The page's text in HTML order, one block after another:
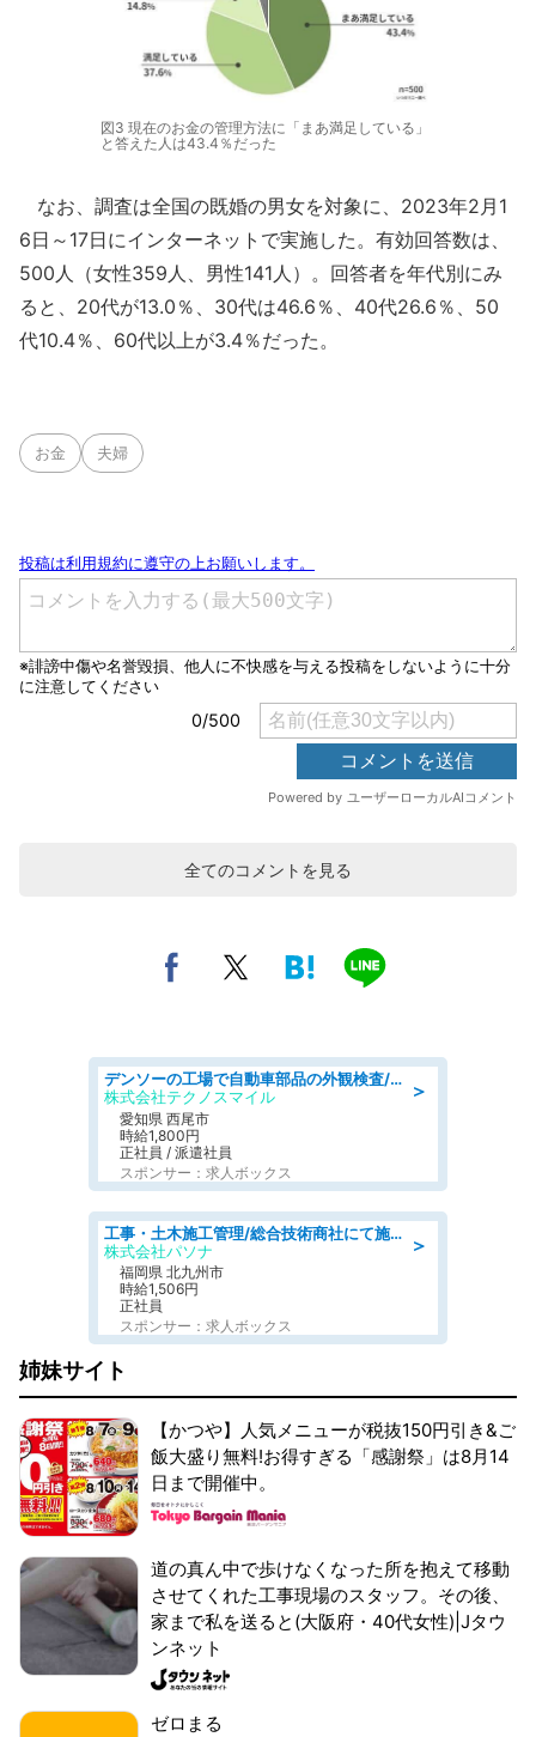
図3 現在のお金の管理方法に「まあ満足している」
と答えた人は43.4％だった
なお、調査は全国の既婚の男女を対象に、2023年2月1
6日～17日にインターネットで実施した。有効回答数は、
500人（女性359人、男性141人）。回答者を年代別にみ
ると、20代が13.0％、30代は46.6％、40代26.6％、50
代10.4％、60代以上が3.4％だった。
お金 夫婦
全てのコメントを見る
＞
デンソーの工場で自動車部品の外観検査/denso aichi
株式会社テクノスマイル
愛知県 西尾市
時給1,800円
正社員 / 派遣社員
スポンサー：求人ボックス
＞
工事・土木施工管理/総合技術商社にて施工管理のお仕事/即日勤務可/車通勤可/工事・土木施工管理/生産・品質管理
株式会社パソナ
福岡県 北九州市
時給1,506円
正社員
スポンサー：求人ボックス
姉妹サイト
【かつや】人気メニューが税抜150円引き&ご
飯大盛り無料!お得すぎる「感謝祭」は8月14
日まで開催中。
道の真ん中で歩けなくなった所を抱えて移動
させてくれた工事現場のスタッフ。その後、
家まで私を送ると(大阪府・40代女性)|Jタウ
ンネット
ゼロまる